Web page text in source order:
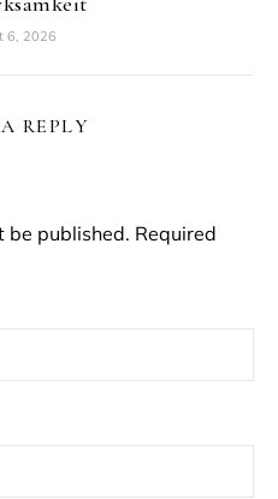
6, 2026
REPLY
be published. Required